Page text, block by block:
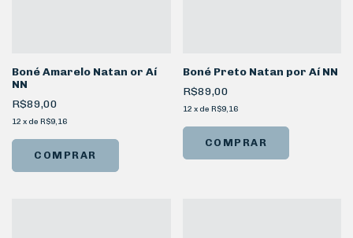
Boné Amarelo Natan or Aí
NN
R$89,00
12 x de R$9,16
Boné Preto Natan por Aí NN
R$89,00
12 x de R$9,16